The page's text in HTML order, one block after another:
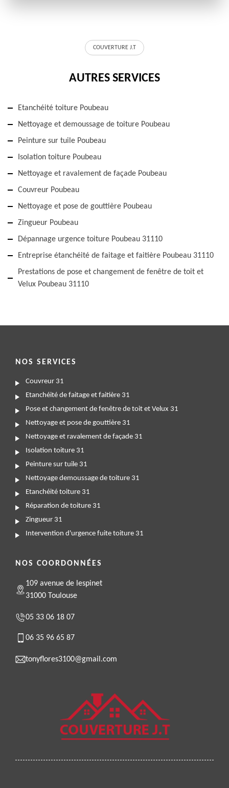
COUVERTURE J.T
AUTRES SERVICES
Etanchéité toiture Poubeau
Nettoyage et demoussage de toiture Poubeau
Peinture sur tuile Poubeau
Isolation toiture Poubeau
Nettoyage et ravalement de façade Poubeau
Couvreur Poubeau
Nettoyage et pose de gouttière Poubeau
Zingueur Poubeau
Dépannage urgence toiture Poubeau 31110
Entreprise étanchéité de faitage et faitière Poubeau 31110
Prestations de pose et changement de fenêtre de toit et
Velux Poubeau 31110
NOS SERVICES
Couvreur 31
Etanchéité de faitage et faitière 31
Pose et changement de fenêtre de toit et Velux 31
Nettoyage et pose de gouttière 31
Nettoyage et ravalement de façade 31
Isolation toiture 31
Peinture sur tuile 31
Nettoyage demoussage de toiture 31
Etanchéité toiture 31
Réparation de toiture 31
Zingueur 31
Intervention d'urgence fuite toiture 31
NOS COORDONNÉES
109 avenue de lespinet
31000 Toulouse
05 33 06 18 07
06 35 96 65 87
tonyflores3100@gmail.com